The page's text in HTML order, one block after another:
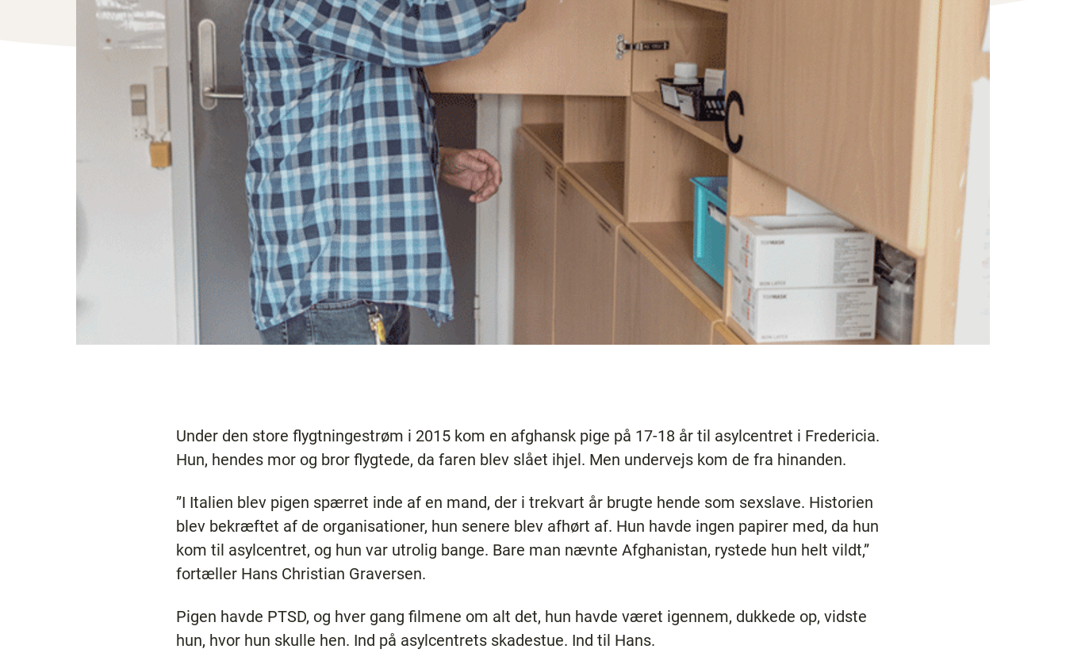
Under den store flygtningestrøm i 2015 kom en afghansk pige på 17-18 år til asylcentret i Fredericia.
Hun, hendes mor og bror flygtede, da faren blev slået ihjel. Men undervejs kom de fra hinanden.
”I Italien blev pigen spærret inde af en mand, der i trekvart år brugte hende som sexslave. Historien
blev bekræftet af de organisationer, hun senere blev afhørt af. Hun havde ingen papirer med, da hun
kom til asylcentret, og hun var utrolig bange. Bare man nævnte Afghanistan, rystede hun helt vildt,”
fortæller Hans Christian Graversen.
Pigen havde PTSD, og hver gang filmene om alt det, hun havde været igennem, dukkede op, vidste
hun, hvor hun skulle hen. Ind på asylcentrets skadestue. Ind til Hans.